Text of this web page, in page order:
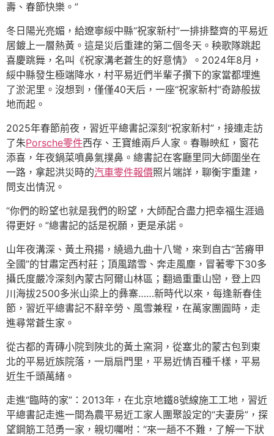
壽、春節快樂。”
冬日陽光亮媚，給遼寧綏中縣“祝家新村”一排排整齊的平易近
居鍍上一層熱黃。這是災后重建的第二個冬天。秧歌隊跳起
喜慶跳舞，名叫《祝家溝老蒼生的好意情》。2024年8月，
綏中縣發生極端降水，村平易近們半輩子攢下的家當都埋進
了淤泥里。沒想到，僅僅40天后，一座“祝家新村”奇跡般拔
地而起。
2025年春節前夜，習近平總書記深刻“祝家新村”，接連走訪
了朱Porsche零件西存、王寶維兩戶人家。春聯映紅，窗花
添喜，年夜鍋菜噴鼻氣撲鼻。總書記在客廳里同大師圍坐在
一路，拿起洪災時的汽車零件報價照片端詳，聊衡宇重建，
問支出情況。
“你們的盼望也就是我們的盼望，大師配合盡力把幸福生涯過
得更好。”總書記的話是祝願，更是承諾。
山年夜溝深、黃土飛揚，繞過九曲十八彎，來到自古“苦瘠甲
全國”的甘肅定西村莊；頂風踏雪、奔走風塵，冒著零下30多
攝氏度嚴冷深刻內蒙古阿爾山林區；翻過重重山巒，登上四
川海拔2500多米山梁上的彝寨……新時代以來，每逢新春佳
節，習近平總書記不辭辛勞、風雪兼程，在萬家團圓時，走
進尋常蒼生家。
從古都的青磚小院到陜北的黃土窯洞，從塞北的蒙古包到東
北的平易近族院落，一扇扇門里，平易近情百種千樣，平易
近生千頭萬緒。
走進“臨時的家”：2013年，在北京地鐵8號線施工工地，習近
平總書記走進一間為農平易近工家人團聚設定的“夫妻房”，探
望鋼筋工范勇一家，親切囑咐：“來一趟不不難，了解一下狀